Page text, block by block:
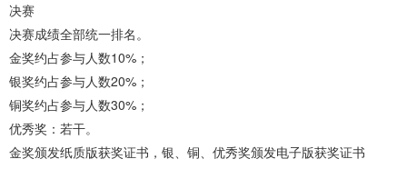
决赛
决赛成绩全部统一排名。
金奖约占参与人数10%；
银奖约占参与人数20%；
铜奖约占参与人数30%；
优秀奖：若干。
金奖颁发纸质版获奖证书，银、铜、优秀奖颁发电子版获奖证书